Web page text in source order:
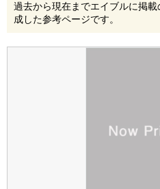
過去から現在までエイブルに掲
成した参考ページです。